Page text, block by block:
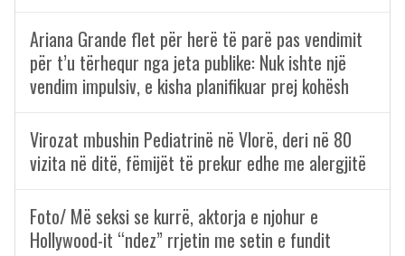
Ariana Grande flet për herë të parë pas vendimit
për t’u tërhequr nga jeta publike: Nuk ishte një
vendim impulsiv, e kisha planifikuar prej kohësh
Virozat mbushin Pediatrinë në Vlorë, deri në 80
vizita në ditë, fëmijët të prekur edhe me alergjitë
Foto/ Më seksi se kurrë, aktorja e njohur e
Hollywood-it “ndez” rrjetin me setin e fundit